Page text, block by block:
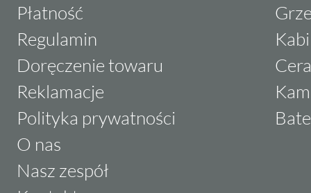
Płatność
Regulamin
Doręczenie towaru
Reklamacje
Polityka prywatności
O nas
Nasz zespół